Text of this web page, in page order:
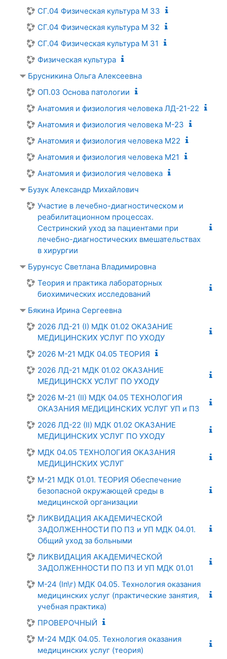
СГ.04 Физическая культура М 33
СГ.04 Физическая культура М 32
СГ.04 Физическая культура М 31
Физическая культура
Брусникина Ольга Алексеевна
ОП.03 Основа патологии
Анатомия и физиология человека ЛД-21-22
Анатомия и физиология человека М-23
Анатомия и физиология человека М22
Анатомия и физиология человека М21
Анатомия и физиология человека
Бузук Александр Михайлович
Участие в лечебно-диагностическом и
реабилитационном процессах.
Сестринский уход за пациентами при
лечебно-диагностических вмешательствах
в хирургии
Бурунсус Светлана Владимировна
Теория и практика лабораторных
биохимических исследований
Бякина Ирина Сергеевна
2026 ЛД-21 (I) МДК 01.02 ОКАЗАНИЕ
МЕДИЦИНСКИХ УСЛУГ ПО УХОДУ
2026 М-21 МДК 04.05 ТЕОРИЯ
2026 ЛД-21 МДК 01.02 ОКАЗАНИЕ
МЕДИЦИНСКХ УСЛУГ ПО УХОДУ
2026 М-21 (II) МДК 04.05 ТЕХНОЛОГИЯ
ОКАЗАНИЯ МЕДИЦИНСКИХ УСЛУГ УП и ПЗ
2026 ЛД-22 (II) МДК 01.02 ОКАЗАНИЕ
МЕДИЦИНСКИХ УСЛУГ ПО УХОДУ
МДК 04.05 ТЕХНОЛОГИЯ ОКАЗАНИЯ
МЕДИЦИНСКИХ УСЛУГ
М-21 МДК 01.01. ТЕОРИЯ Обеспечение
безопасной окружающей среды в
медицинской организации
ЛИКВИДАЦИЯ АКАДЕМИЧЕСКОЙ
ЗАДОЛЖЕННОСТИ ПО ПЗ и УП МДК 04.01.
Общий уход за больными
ЛИКВИДАЦИЯ АКАДЕМИЧЕСКОЙ
ЗАДОЛЖЕННОСТИ ПО ПЗ И УП МДК 01.01
М-24 (Iп\г) МДК 04.05. Технология оказания
медицинских услуг (практические занятия,
учебная практика)
ПРОВЕРОЧНЫЙ
М-24 МДК 04.05. Технология оказания
медицинских услуг (теория)